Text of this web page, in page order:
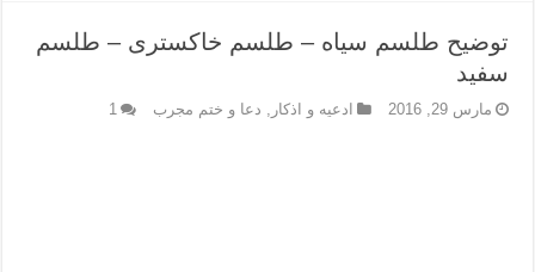
توضیح طلسم سیاه – طلسم خاکستری – طلسم
سفید
مارس 29, 2016 ادعيه و اذكار دعا و ختم مجرب 1